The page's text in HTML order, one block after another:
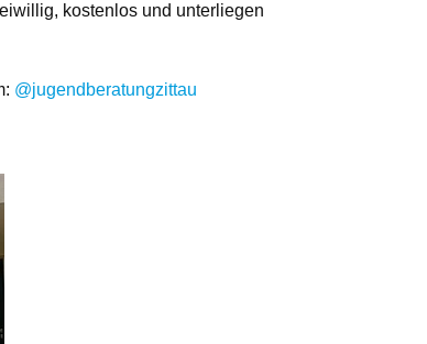
kostenlos und unterliegen
@jugendberatungzittau